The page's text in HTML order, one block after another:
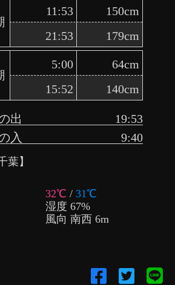
11:53
150cm
21:53
179cm
5:00
64cm
15:52
140cm
出
19:53
入
9:40
葉】
32℃ /31℃
湿度 67%
風向 南西 6m